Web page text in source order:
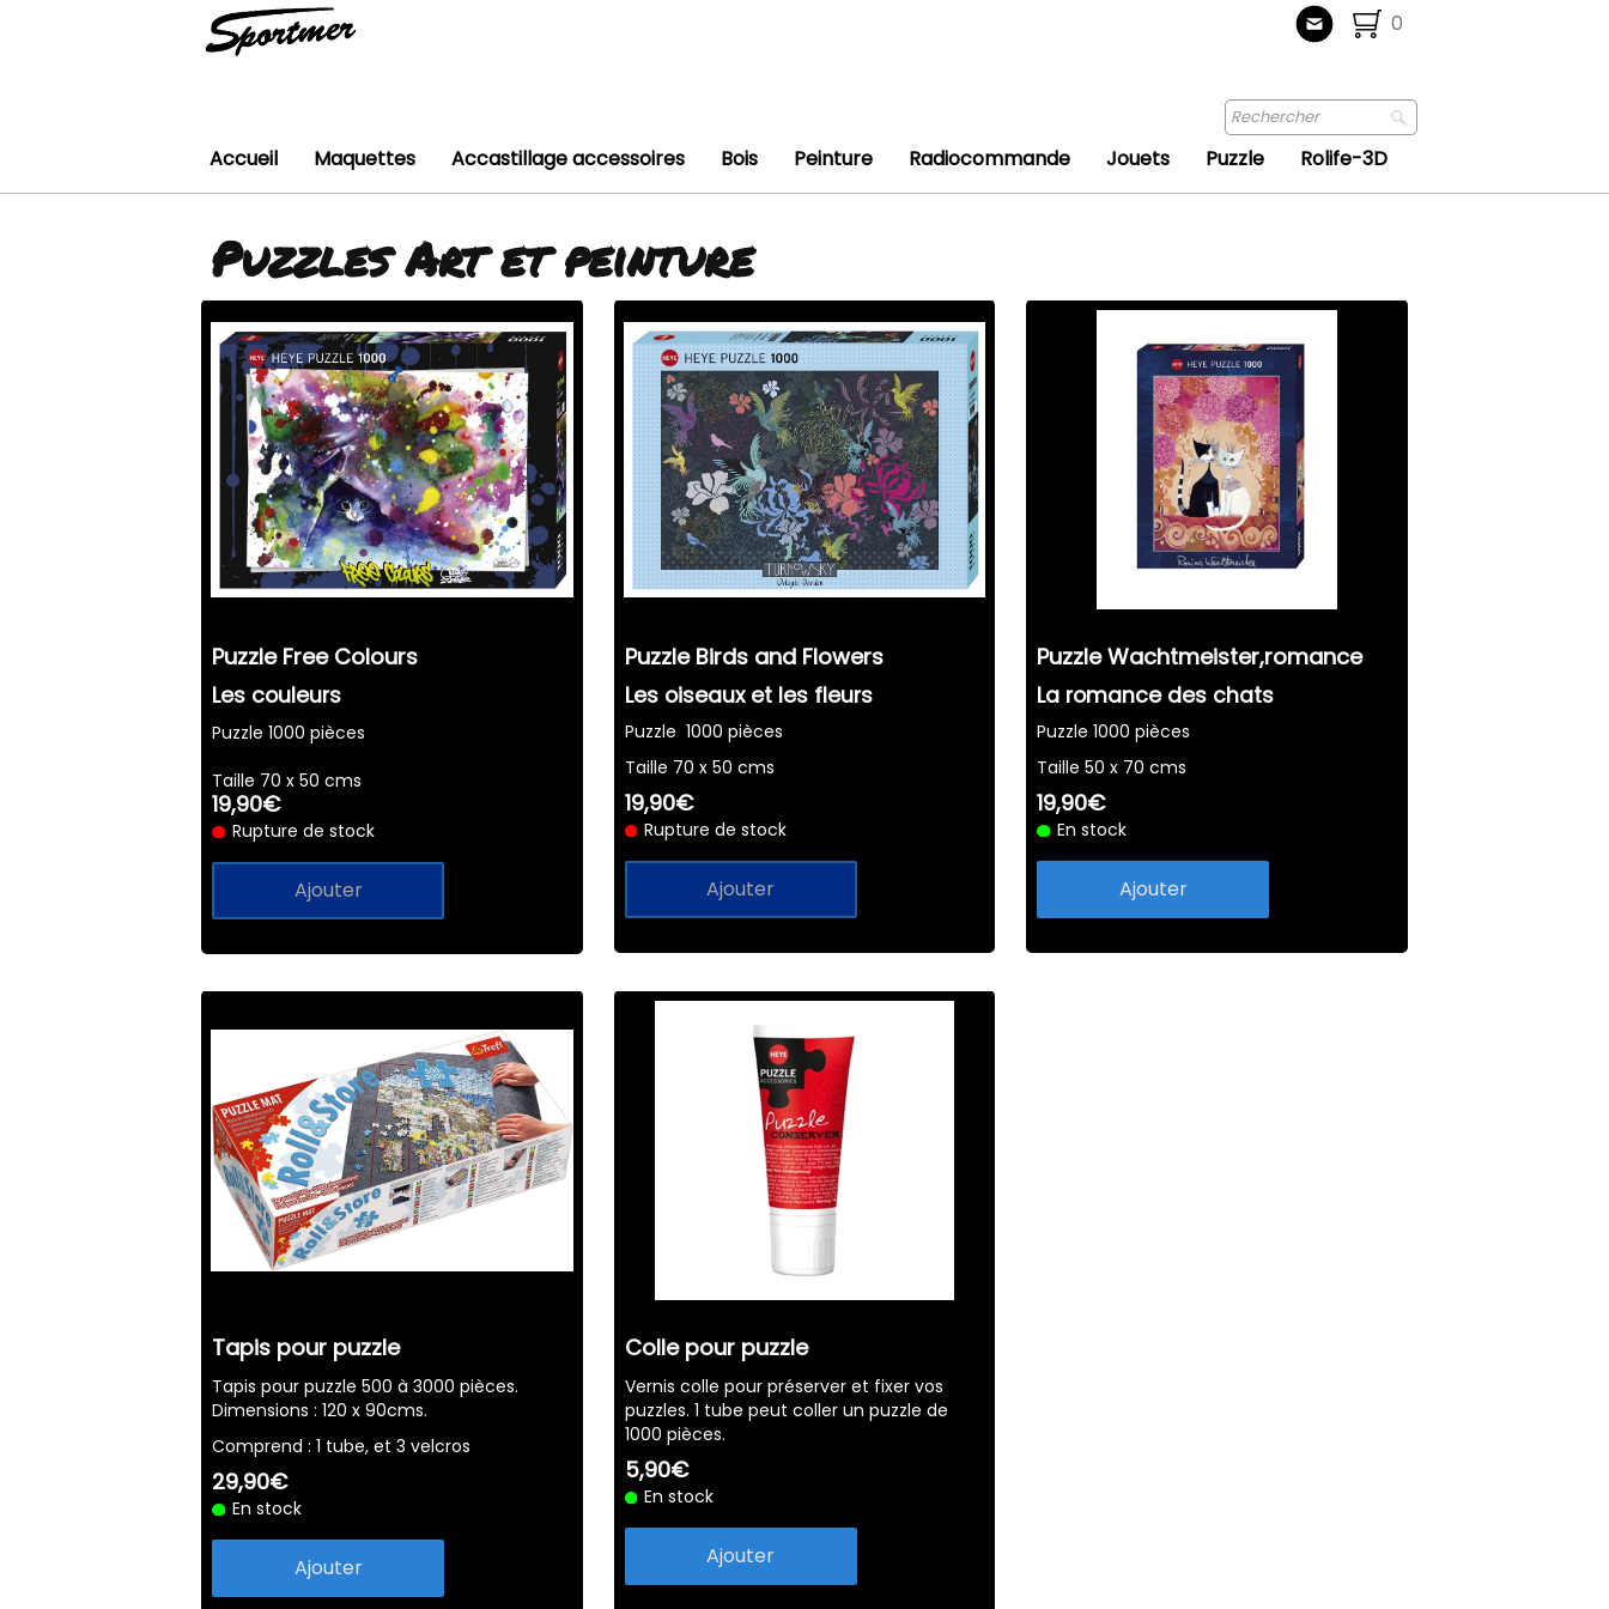
0
Accueil Maquettes Accastillage accessoires Bois Peinture Radiocommande Jouets Puzzle Rolife-3D
Puzzles Art et peinture
Puzzle Free Colours
Les couleurs
Puzzle 1000 pièces
Taille 70 x 50 cms
19,90€
Rupture de stock
Ajouter
Puzzle Birds and Flowers
Les oiseaux et les fleurs
Puzzle 1000 pièces
Taille 70 x 50 cms
19,90€
Rupture de stock
Ajouter
Puzzle Wachtmeister,romance
La romance des chats
Puzzle 1000 pièces
Taille 50 x 70 cms
19,90€
En stock
Ajouter
Tapis pour puzzle
Tapis pour puzzle 500 à 3000 pièces.
Dimensions : 120 x 90cms.
Comprend : 1 tube, et 3 velcros
29,90€
En stock
Ajouter
Colle pour puzzle
Vernis colle pour préserver et fixer vos
puzzles. 1 tube peut coller un puzzle de
1000 pièces.
5,90€
En stock
Ajouter